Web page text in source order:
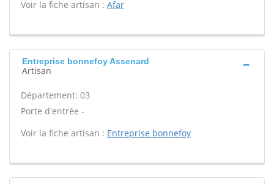
Voir la fiche artisan : Afar
Entreprise bonnefoy Assenard
Artisan
Département: 03
Porte d'entrée -
Voir la fiche artisan : Entreprise bonnefoy